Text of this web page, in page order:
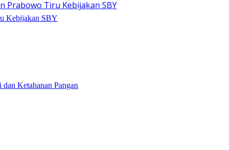
Kebijakan SBY
Ketahanan Pangan